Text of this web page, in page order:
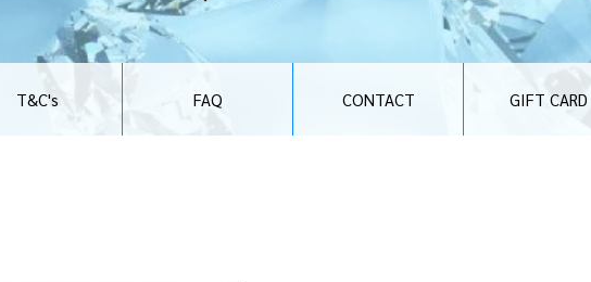
T&C's FAQ CONTACT GIFT CARD